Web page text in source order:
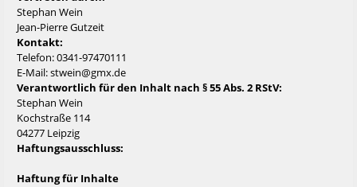
Stephan Wein
Jean-Pierre Gutzeit
Kontakt:
Telefon: 0341-97470111
E-Mail:stwein@gmx.de
Verantwortlich für den Inhalt nach § 55 Abs. 2 RStV:
Stephan Wein
Kochstraße 114
04277 Leipzig
Haftungsausschluss:
Haftung für Inhalte